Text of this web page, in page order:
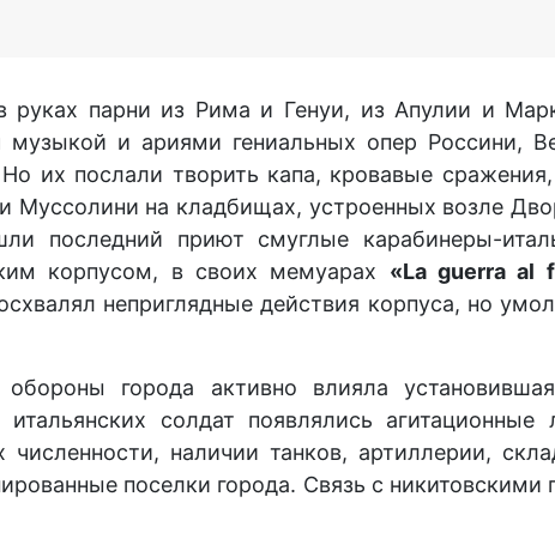
парни из Рима и Генуи, из Апулии и
и ариями гениальных опер Россини,
их послали творить капа, кровавые
на кладбищах, устроенных возле
последний приют смуглые карабинеры-
корпусом, в своих мемуарах «La guerra al
неприглядные действия корпуса, но
города активно влияла
солдат появлялись агитационные
наличии танков, артиллерии,
поселки города. Связь с